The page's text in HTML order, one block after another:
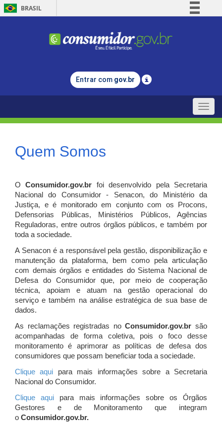
BRASIL
Comunica BR
Legislação
Entrar com gov.br
Toggle
Quem Somos
OConsumidor.gov.br
foi desenvolvido pela Secretaria
Nacional do Consumidor - Senacon, do Ministério da
Justiça, e é monitorado em conjunto com os Procons,
Defensorias Públicas, Ministérios Públicos, Agências
Reguladoras, entre outros órgãos públicos, e também por
toda a sociedade.
A Senacon é a responsável pela gestão, disponibilização e
manutenção da plataforma, bem como pela articulação
com demais órgãos e entidades do Sistema Nacional de
Defesa do Consumidor que, por meio de cooperação
técnica, apoiam e atuam na gestão operacional do
serviço e também na análise estratégica de sua base de
dados.
As reclamações registradas noConsumidor.gov.br são
acompanhadas de forma coletiva, pois o foco desse
monitoramento é aprimorar as políticas de defesa dos
consumidores que possam beneficiar toda a sociedade.
Clique aqui para mais informações sobre a Secretaria
Nacional do Consumidor.
Clique aquipara mais informações sobre os Órgãos
Gestores e de Monitoramento que integram
o Consumidor.gov.br.